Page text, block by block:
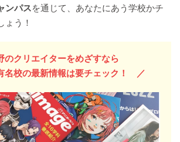
ンパスを通じて、あなたにあう学校かチ
ょう！
のクリエイターをめざすなら
校の最新情報は要チェック！ ／